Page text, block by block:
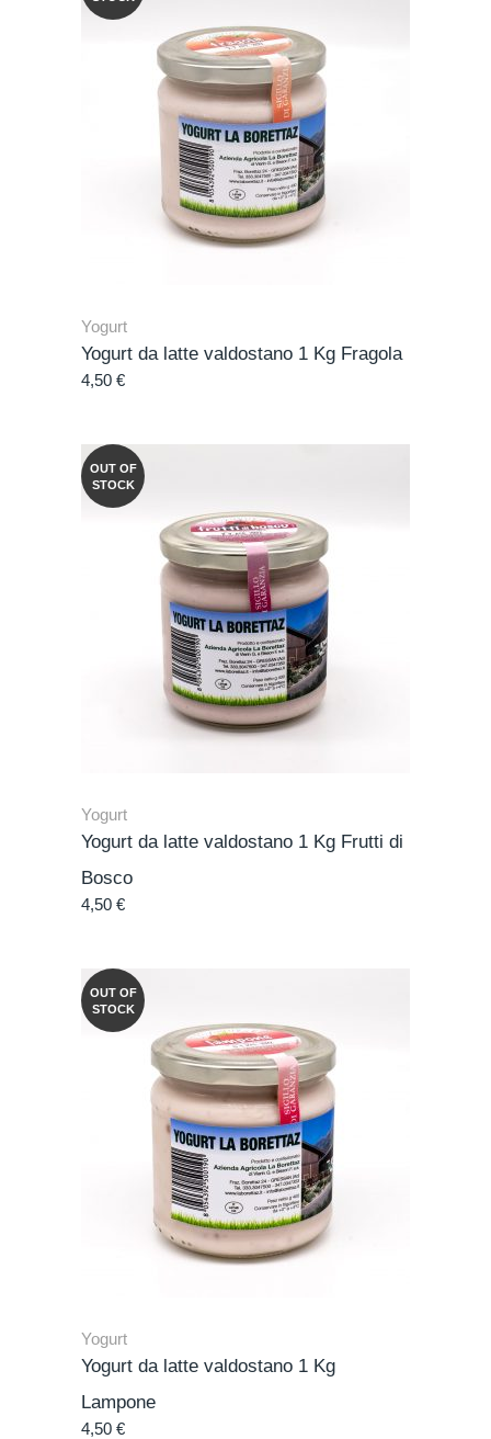
Yogurt
Yogurt da latte valdostano 1 Kg Fragola
4,50 €
OUT OF
STOCK
Yogurt
Yogurt da latte valdostano 1 Kg Frutti di
Bosco
4,50 €
OUT OF
STOCK
Yogurt
Yogurt da latte valdostano 1 Kg
Lampone
4,50 €